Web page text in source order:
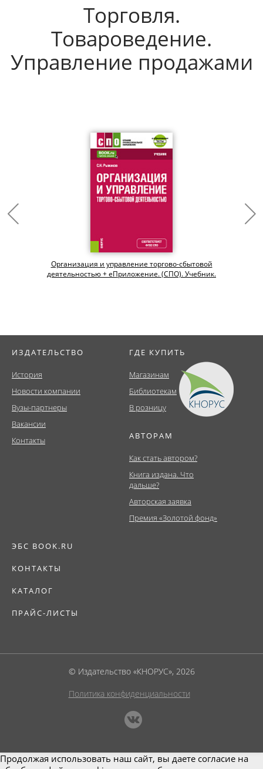
Торговля.
Товароведение.
Управление продажами
Организация и управление торгово-сбытовой
деятельностью + еПриложение. (СПО). Учебник.
ИЗДАТЕЛЬСТВО
История
Новости компании
Вузы-партнеры
Вакансии
Контакты
ГДЕ КУПИТЬ
Магазинам
Библиотекам
В розницу
АВТОРАМ
Как стать автором?
Книга издана. Что
дальше?
Авторская заявка
Премия «Золотой фонд»
ЭБС BOOK.RU
КОНТАКТЫ
КАТАЛОГ
ПРАЙС-ЛИСТЫ
© Издательство «КНОРУС», 2026
Политика конфиденциальности
Продолжая использовать наш сайт, вы даете согласие на